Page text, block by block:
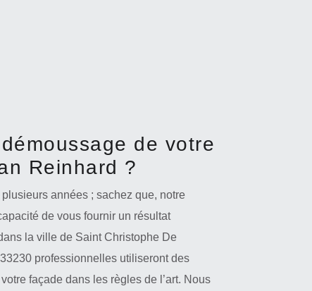
de votre
Reinhard ?
années ; sachez que, notre
de vous fournir un résultat
la ville de Saint Christophe De
professionnelles utiliseront des
façade dans les règles de l’art. Nous